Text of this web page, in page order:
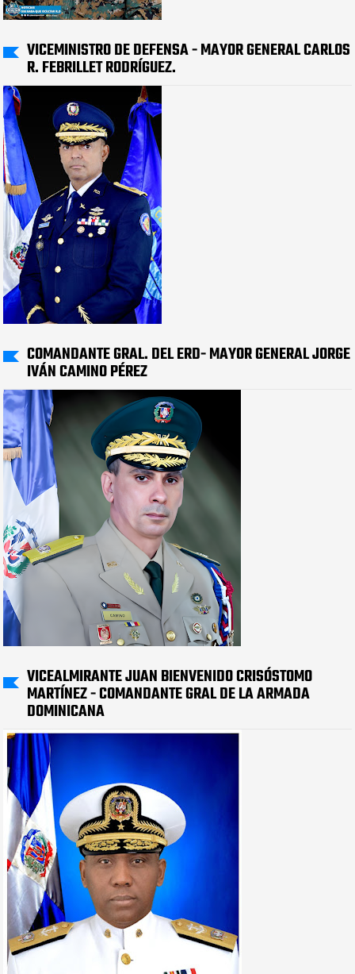
VICEMINISTRO DE DEFENSA - MAYOR GENERAL CARLOS
R. FEBRILLET RODRÍGUEZ.
COMANDANTE GRAL. DEL ERD- MAYOR GENERAL JORGE
IVÁN CAMINO PÉREZ
VICEALMIRANTE JUAN BIENVENIDO CRISÓSTOMO
MARTÍNEZ - COMANDANTE GRAL DE LA ARMADA
DOMINICANA